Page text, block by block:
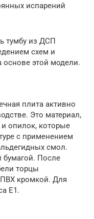
испарений
тумбу из ДСП
схем и
основе этой модели.
плита активно
Это материал,
опилок, которые
с применением
смол.
После
торцы
кромкой. Для
Е1.